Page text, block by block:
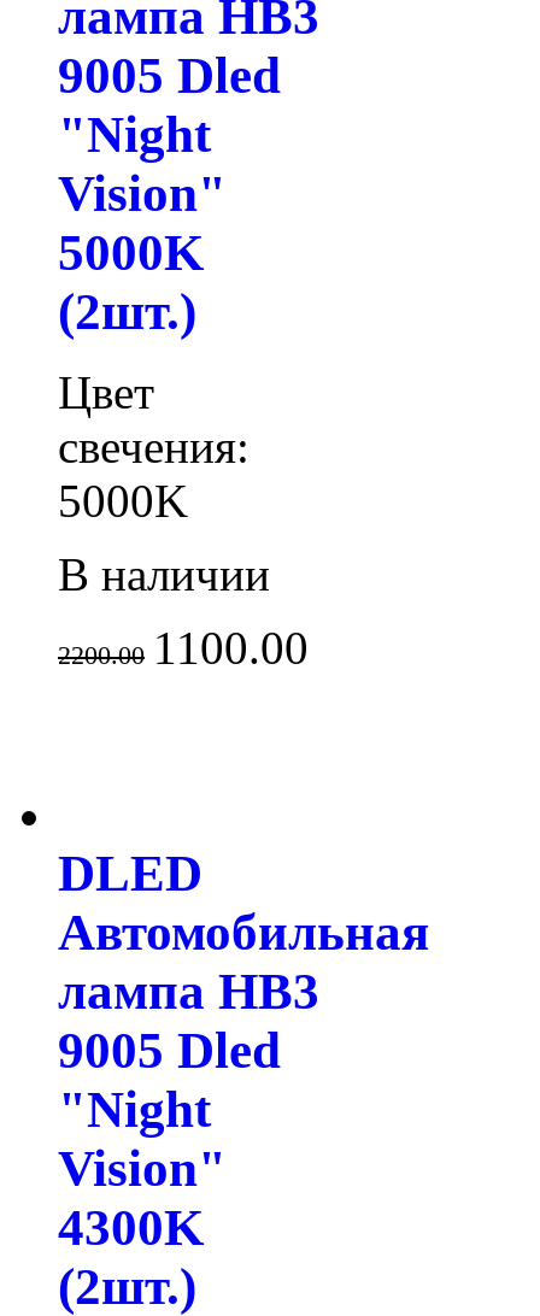
лампа HB3
9005 Dled
"Night
Vision"
5000K
(2шт.)
Цвет
свечения:
5000K
В наличии
2200.00 1100.00
DLED
Автомобильная
лампа HB3
9005 Dled
"Night
Vision"
4300K
(2шт.)